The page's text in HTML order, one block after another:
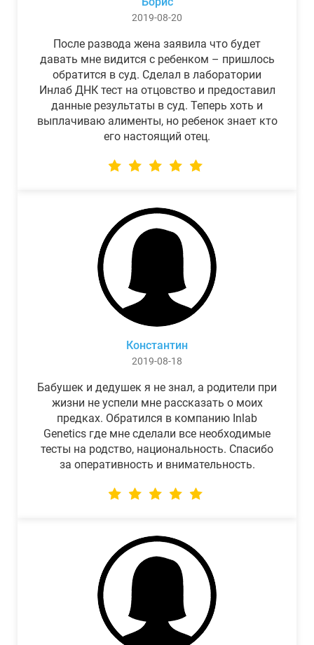
2019-08-20
После развода жена заявила что будет
давать мне видится с ребенком – пришлось
обратится в суд. Сделал в лаборатории
Инлаб ДНК тест на отцовство и предоставил
данные результаты в суд. Теперь хоть и
выплачиваю алименты, но ребенок знает кто
его настоящий отец.
Константин
2019-08-18
Бабушек и дедушек я не знал, а родители при
жизни не успели мне рассказать о моих
предках. Обратился в компанию Inlab
Genetics где мне сделали все необходимые
тесты на родство, национальность. Спасибо
за оперативность и внимательность.